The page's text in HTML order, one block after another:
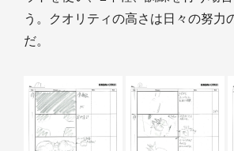
う。クオリティの高さは日々の努力
だ。